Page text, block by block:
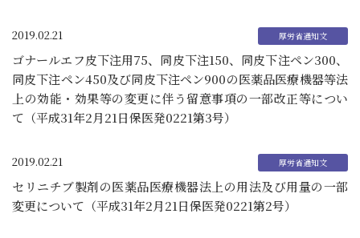
2019.02.21
ゴナールエフ皮下注用75、同皮下注150、同皮下注ペン300、
同皮下注ペン450及び同皮下注ペン900の医薬品医療機器等法
上の効能・効果等の変更に伴う留意事項の一部改正等につい
て（平成31年2月21日保医発0221第3号）
2019.02.21
セリニチブ製剤の医薬品医療機器法上の用法及び用量の一部
変更について（平成31年2月21日保医発0221第2号）